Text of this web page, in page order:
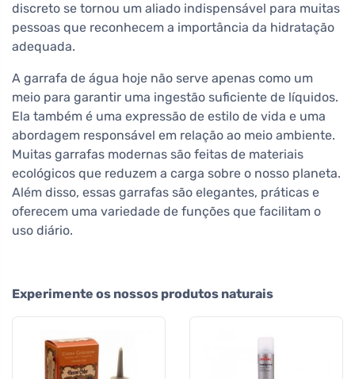
discreto se tornou um aliado indispensável para muitas
pessoas que reconhecem a importância da hidratação
adequada.
A garrafa de água hoje não serve apenas como um
meio para garantir uma ingestão suficiente de líquidos.
Ela também é uma expressão de estilo de vida e uma
abordagem responsável em relação ao meio ambiente.
Muitas garrafas modernas são feitas de materiais
ecológicos que reduzem a carga sobre o nosso planeta.
Além disso, essas garrafas são elegantes, práticas e
oferecem uma variedade de funções que facilitam o
uso diário.
Experimente os nossos produtos naturais